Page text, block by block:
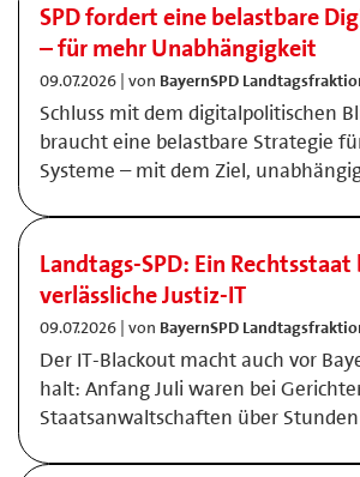
SPD fordert eine belastbare
– für mehr Unabhängigkeit
09.07.2026 | von BayernSPD
Schluss mit dem digitalpolitischen
braucht eine belastbare Strategie
Systeme – mit dem Ziel,
Landtags-SPD: Ein
verlässliche Justiz-IT
09.07.2026 | von BayernSPD
Der IT-Blackout macht auch vor
halt: Anfang Juli waren bei
Staatsanwaltschaften über